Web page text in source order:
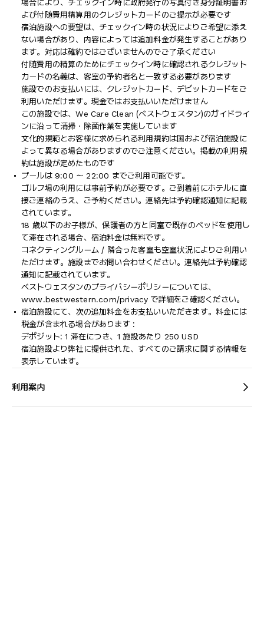
場合により、チェックイン時に政府発行の写真付き身分証明書お
よび付随費用精算用のクレジットカードのご提示が必要です
宿泊施設への要望は、チェックイン時の状況によりご希望に添え
ない場合があり、内容によっては追加料金が発生することがあり
ます。対応は確約ではございませんのでご了承ください
付随費用の精算のためにチェックイン時に確認されるクレジット
カードの名義は、客室の予約者名と一致する必要があります
施設でのお支払いには、クレジットカード、デビットカードをご
利用いただけます。現金ではお支払いいただけません
この施設では、We Care Clean (ベストウェスタン)のガイドライ
ンに沿って清掃・除菌作業を実施しています
文化的規範とお客様に求められる利用規約は国および宿泊施設に
よって異なる場合がありますのでご注意ください。掲載の利用規
約は施設が定めたものです
プールは 9:00 ～ 22:00 までご利用可能です。
ゴルフ場の利用には事前予約が必要です。ご到着前にホテルに直
接ご連絡のうえ、ご予約ください。連絡先は予約確認通知に記載
されています。
18 歳以下のお子様が、保護者の方と同室で既存のベッドを使用し
て滞在される場合、宿泊料金は無料です。
コネクティングルーム / 隣合った客室も空室状況によりご利用い
ただけます。施設までお問い合わせください。連絡先は予約確認
通知に記載されています。
ベストウェスタンのプライバシーポリシーについては、
www.bestwestern.com/privacy で詳細をご確認ください。
宿泊施設にて、次の追加料金をお支払いいただきます。料金には
税金が含まれる場合があります :
デポジット: 1 滞在につき、1 施設あたり 250 USD
宿泊施設より弊社に提供された、すべてのご請求に関する情報を
表示しています。
利用案内